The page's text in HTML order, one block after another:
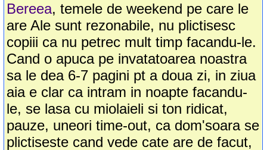
Bereea, temele de weekend pe care le
are Ale sunt rezonabile, nu plictisesc
copiii ca nu petrec mult timp facandu-le.
Cand o apuca pe invatatoarea noastra
sa le dea 6-7 pagini pt a doua zi, in ziua
aia e clar ca intram in noapte facandu-
le, se lasa cu miolaieli si ton ridicat,
pauze, uneori time-out, ca dom'soara se
plictiseste cand vede cate are de facut,